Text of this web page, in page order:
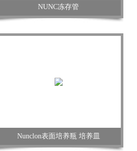
NUNC冻存管
Nunclon表面培养瓶 培养皿